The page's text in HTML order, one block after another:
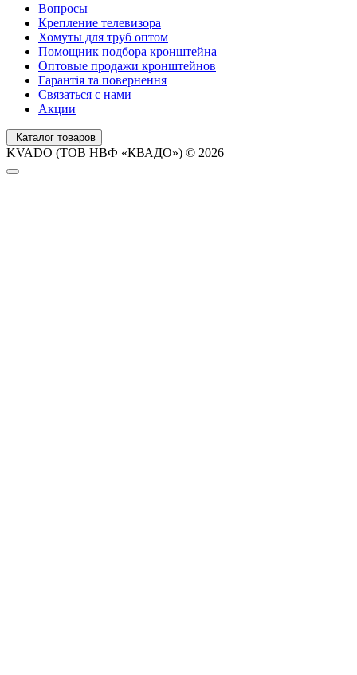
Вопросы
Крепление телевизора
Хомуты для труб оптом
Помощник подбора кронштейна
Оптовые продажи кронштейнов
Гарантія та повернення
Связаться с нами
Акции
Каталог товаров
KVADO (ТОВ НВФ «КВАДО») © 2026